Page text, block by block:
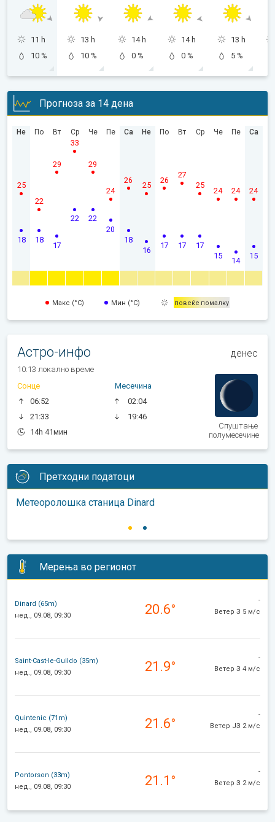
11 h
10 %
13 h
10 %
14 h
0 %
14 h
0 %
13 h
5 %
Прогноза за 14 дена
Не
18
25
По
18
22
Вт
17
29
Ср
22
33
Че
22
29
Пе
20
24
Са
18
26
Не
16
25
По
17
26
Вт
17
27
Ср
17
25
Че
15
24
Пе
14
24
Са
15
24
Макс (°C) Мин (°C) повеќе помалку
Астро-инфо денес
10:13 локално време
Сонце
06:52
21:33
14h 41мин
Месечина
02:04
19:46
Спуштање
полумесечине
Претходни податоци
Метеоролошка станица Dinard
Мерења во регионот
Dinard (65m)
нед., 09.08, 09:30
20.6°
-
Ветер З 5 м/с
Saint-Cast-le-Guildo (35m)
нед., 09.08, 09:30
21.9°
-
Ветер З 4 м/с
Quintenic (71m)
нед., 09.08, 09:30
21.6°
-
Ветер ЈЗ 2 м/с
Pontorson (33m)
нед., 09.08, 09:30
21.1°
-
Ветер З 2 м/с